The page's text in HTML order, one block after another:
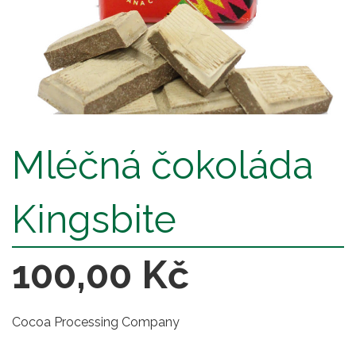
Mléčná čokoláda
Kingsbite
100,00 Kč
Cocoa Processing Company